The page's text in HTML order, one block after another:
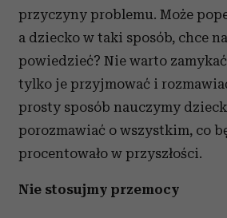
przyczyny problemu. Może
a dziecko w taki sposób, chce
powiedzieć? Nie warto
tylko je przyjmować i
prosty sposób nauczymy
porozmawiać o wszystkim, co
procentowało w przyszłości.
Nie stosujmy przemocy